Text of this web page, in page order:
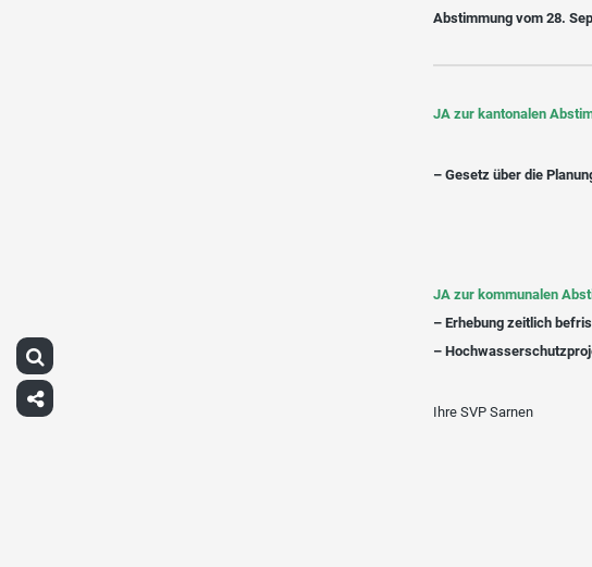
Abstimmung vom 28.
JA zur kantonalen
– Gesetz über die
JA zur kommunalen
– Erhebung zeitlich
–
Ihre SVP Sarnen